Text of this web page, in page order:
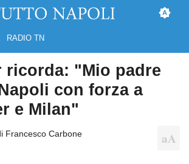
RADIO TN
ricorda: "Mio padre
con forza a
e Milan"
Francesco Carbone